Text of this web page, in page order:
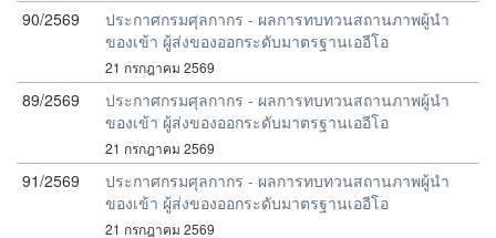
90/2569
ประกาศกรมศุลกากร - ผลการทบทวนสถานภาพผู้นำ
ของเข้า ผู้ส่งของออกระดับมาตรฐานเออีโอ
21 กรกฎาคม 2569
89/2569
ประกาศกรมศุลกากร - ผลการทบทวนสถานภาพผู้นำ
ของเข้า ผู้ส่งของออกระดับมาตรฐานเออีโอ
21 กรกฎาคม 2569
91/2569
ประกาศกรมศุลกากร - ผลการทบทวนสถานภาพผู้นำ
ของเข้า ผู้ส่งของออกระดับมาตรฐานเออีโอ
21 กรกฎาคม 2569